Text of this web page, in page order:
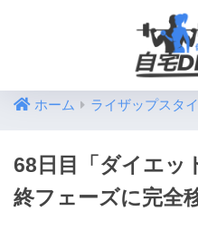
ホーム ライザップスタ
68日目「ダイエッ
終フェーズに完全